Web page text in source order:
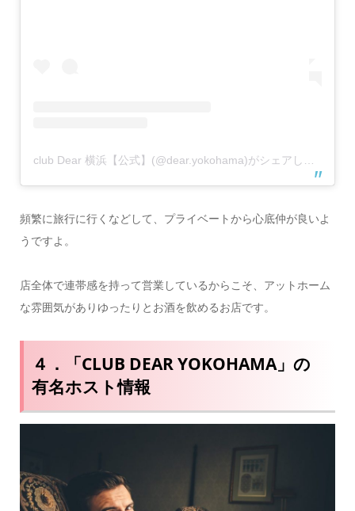
club Dear 横浜【公式】(@dear.yokohama)がシェアした投稿
頻繁に旅行に行くなどして、プライベートから心底仲が良いよ
うですよ。
店全体で連帯感を持って営業しているからこそ、アットホーム
な雰囲気がありゆったりとお酒を飲めるお店です。
４．「CLUB DEAR YOKOHAMA」の
有名ホスト情報